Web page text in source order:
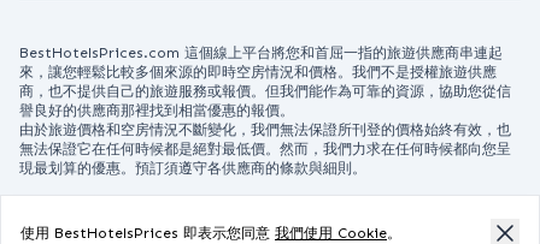
使用 BestHotelsPrices 即表示您同意 我們使用 Cookie。
BestHotelsPrices.com 這個線上平台將您和首屈一指的旅遊供應商串連起
來，讓您輕鬆比較多個來源的即時空房情況和價格。我們不是授權旅遊供應
商，也不提供自己的旅遊服務或報價。但我們能作為可靠的資源，協助您從信
譽良好的供應商那裡找到相當優惠的報價。
由於旅遊價格和空房情況不斷變化，我們無法保證所刊登的價格始終有效，也
無法保證它在任何時候都是絕對最低價。然而，我們力求在任何時候都向您呈
現最划算的優惠。預訂須遵守各供應商的條款與細則。
版權所有 © 2026 BESTHOTELSPRICES.COM. 保留所有權利。